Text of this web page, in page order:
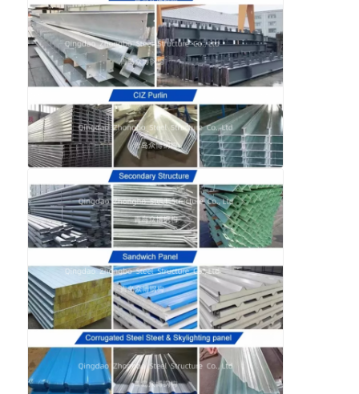
Kontrol kualitas
Hubungi kami
Quote request suatu
Rumah Prefabrikasi Baja Ringan
Bangunan Struktur Baja
bengkel struktur baja
gudang struktur baja
Bangunan baja komersial